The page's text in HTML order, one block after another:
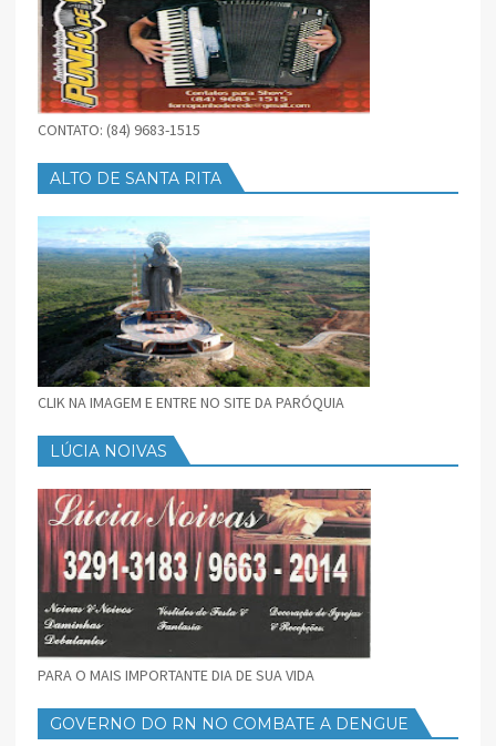
CONTATO: (84) 9683-1515
ALTO DE SANTA RITA
CLIK NA IMAGEM E ENTRE NO SITE DA PARÓQUIA
LÚCIA NOIVAS
PARA O MAIS IMPORTANTE DIA DE SUA VIDA
GOVERNO DO RN NO COMBATE A DENGUE